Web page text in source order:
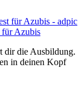
für Azubis
dir die Ausbildung.
in deinen Kopf